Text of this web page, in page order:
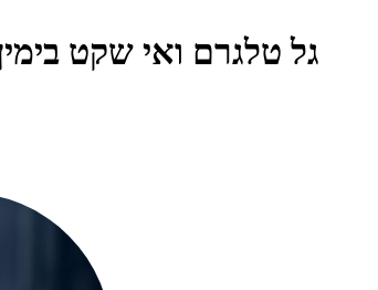
גל טלגרם ואי שקט